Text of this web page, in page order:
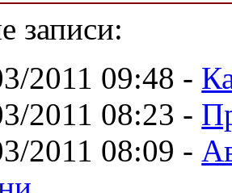
записи:
2011 09:48 -
2011 08:23 -
2011 08:09 -